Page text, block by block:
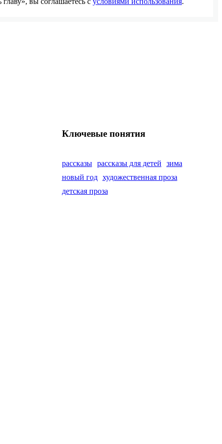
Ключевые понятия
рассказы рассказы для детей
зима
новый год
художественная проза
детская проза